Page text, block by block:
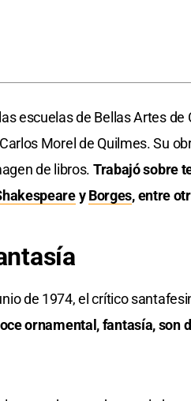
escuelas de Bellas Artes
Morel de Quilmes. Su
de libros. Trabajó sobre
yBorges, entre
de 1974, el crítico
ornamental, fantasía, son